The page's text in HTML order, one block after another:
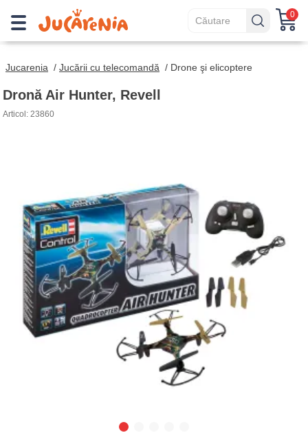
0
Jucarenia / Jucării cu telecomandă / Drone şi elicoptere
Dronă Air Hunter, Revell
Articol: 23860